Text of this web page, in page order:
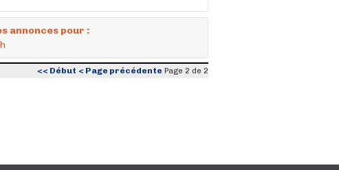
annonces pour :
<< Début < Page précédente Page 2 de 2